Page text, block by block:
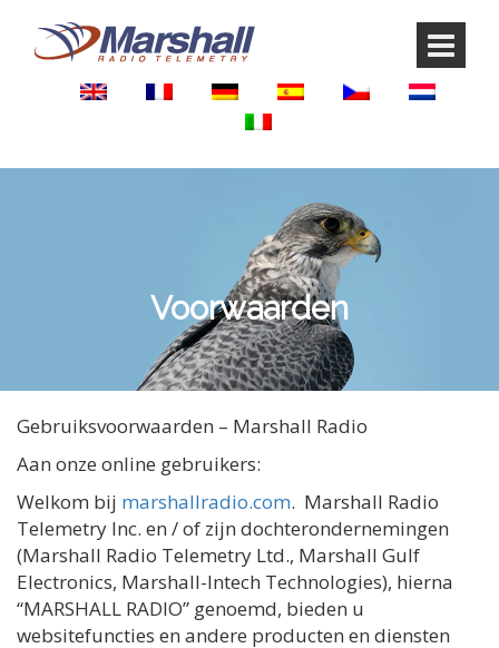
inhoud
hoofdmenu
Voorwaarden
Gebruiksvoorwaarden – Marshall Radio
Aan onze online gebruikers:
Welkom bij marshallradio.com. Marshall Radio
Telemetry Inc. en / of zijn dochterondernemingen
(Marshall Radio Telemetry Ltd., Marshall Gulf
Electronics, Marshall-Intech Technologies), hierna
“MARSHALL RADIO” genoemd, bieden u
websitefuncties en andere producten en diensten